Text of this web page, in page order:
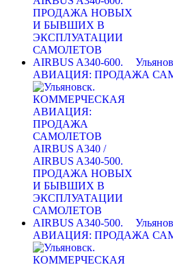
АВИАЦИЯ: ПРОДАЖА
АВИАЦИЯ: ПРОДАЖА